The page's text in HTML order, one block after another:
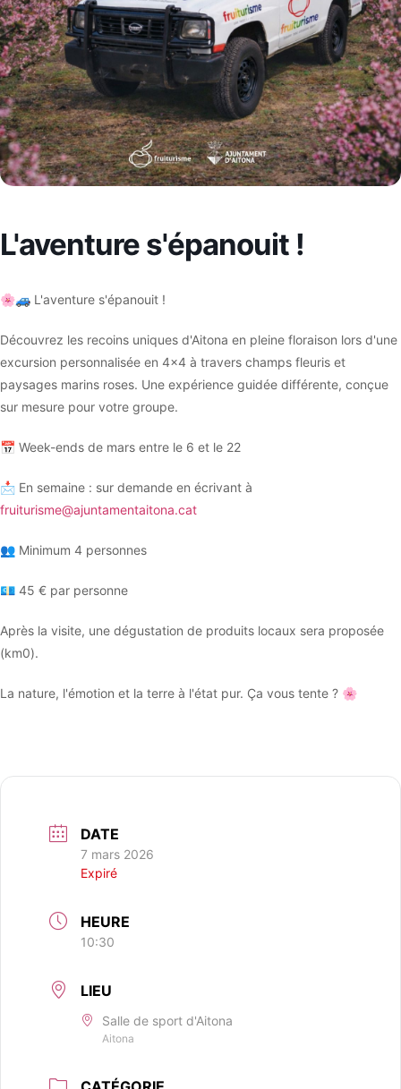
L'aventure s'épanouit !
🌸🚙 L'aventure s'épanouit !
Découvrez les recoins uniques d'Aitona en pleine floraison lors d'une
excursion personnalisée en 4x4 à travers champs fleuris et
paysages marins roses. Une expérience guidée différente, conçue
sur mesure pour votre groupe.
📅 Week-ends de mars entre le 6 et le 22
📩 En semaine : sur demande en écrivant à
fruiturisme@ajuntamentaitona.cat
👥 Minimum 4 personnes
💶 45 € par personne
Après la visite, une dégustation de produits locaux sera proposée
(km0).
La nature, l'émotion et la terre à l'état pur. Ça vous tente ? 🌸
DATE
7 mars 2026
Expiré
HEURE
10:30
LIEU
Salle de sport d'Aitona
Aitona